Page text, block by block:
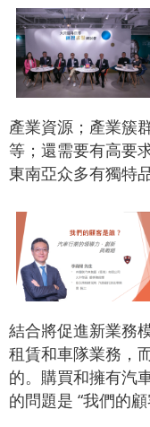
產業資源；產業簇
等；還需要有高要
東南亞众多有獨特
結合將促進新業務
租賃和車隊業務，
的。購買和擁有汽
的問題是 “我們的